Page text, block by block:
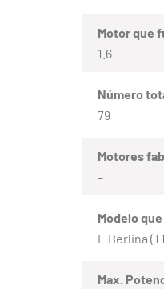
Motor que
1.6
Número
79
Motores
–
Modelo
E Berlina
Max.